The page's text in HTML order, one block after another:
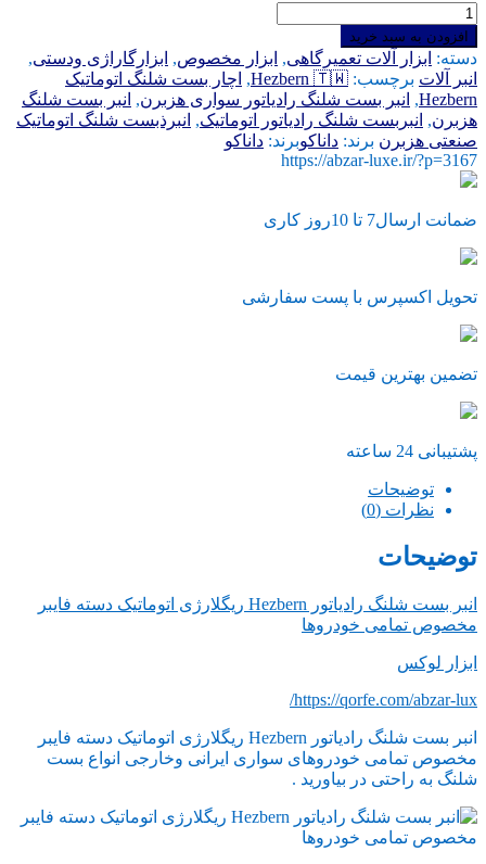
انبر
بست
شلنگ
رادیاتور
Hezbern
ریگلارژی
اتوماتیک
دسته
فایبر
تمامی
عدد
افزودن به سبد خرید
دسته: ابزار آلات تعمیرگاهی, ابزار مخصوص, ابزارگاراژی ودستی,
انبر آلات برچسب: Hezbern 🇹🇼
, اچار بست شلنگ اتوماتیک
Hezbern
, انبر بست شلنگ رادیاتور سواری هزبرن, انبر بست شلنگ
هزبرن, انبربست شلنگ رادیاتور اتوماتیک, انبرذبست شلنگ اتوماتیک
صنعتی هزبرن برند: داناکوبرند: داناکو
https://abzar-luxe.ir/?p=3167
ضمانت ارسال7 تا 10روز کاری
تحویل اکسپرس با پست سفارشی
تضمین بهترین قیمت
پشتیبانی 24 ساعته
توضیحات
نظرات (0)
توضیحات
انبر بست شلنگ رادیاتور Hezbern ریگلارژی اتوماتیک دسته فایبر
مخصوص تمامی خودروها
ابزار لوکس
https://qorfe.com/abzar-lux/
انبر بست شلنگ رادیاتور Hezbern ریگلارژی اتوماتیک دسته فایبر
مخصوص تمامی خودروهای سواری ایرانی وخارجی انواع بست
شلنگ به راحتی در بیاورید .